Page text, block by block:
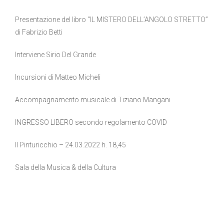
Presentazione del libro “IL MISTERO DELL’ANGOLO STRETTO”
di Fabrizio Betti
Interviene Sirio Del Grande
Incursioni di Matteo Micheli
Accompagnamento musicale di Tiziano Mangani
INGRESSO LIBERO secondo regolamento COVID
Il Pinturicchio – 24.03.2022 h. 18,45
Sala della Musica & della Cultura